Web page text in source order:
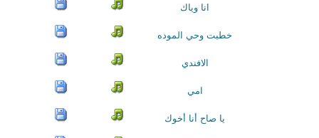
انا وياك
خطبت وحي الموده
الافندي
امي
يا صاح أنا أخوك